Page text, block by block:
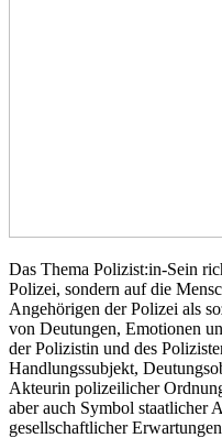
Das Thema Polizist:in-Sein
Polizei, sondern auf die
Angehörigen der Polizei als
von Deutungen, Emotionen
der Polizistin und des
Handlungssubjekt,
Akteurin polizeilicher
aber auch Symbol staatlicher
gesellschaftlicher